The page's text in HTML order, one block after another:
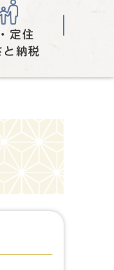
定住
と納税